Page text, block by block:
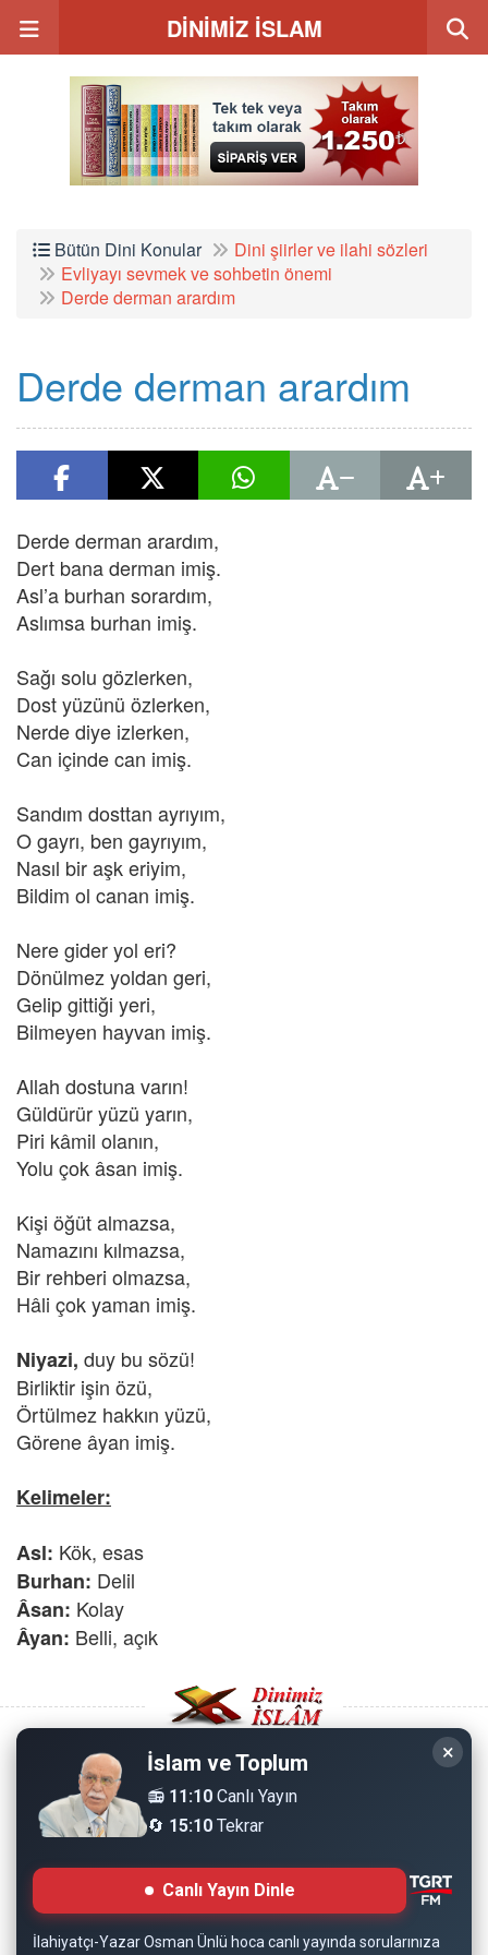
DİNİMİZ İSLAM
Bütün Dini Konular
Dini şiirler ve ilahi sözleri
Evliyayı sevmek ve sohbetin önemi
Derde derman arardım
Derde derman arardım
Derde derman arardım,
Dert bana derman imiş.
Asl’a burhan sorardım,
Aslımsa burhan imiş.
Sağı solu gözlerken,
Dost yüzünü özlerken,
Nerde diye izlerken,
Can içinde can imiş.
Sandım dosttan ayrıyım,
O gayrı, ben gayrıyım,
Nasıl bir aşk eriyim,
Bildim ol canan imiş.
Nere gider yol eri?
Dönülmez yoldan geri,
Gelip gittiği yeri,
Bilmeyen hayvan imiş.
Allah dostuna varın!
Güldürür yüzü yarın,
Piri kâmil olanın,
Yolu çok âsan imiş.
Kişi öğüt almazsa,
Namazını kılmazsa,
Bir rehberi olmazsa,
Hâli çok yaman imiş.
Niyazi, duy bu sözü!
Birliktir işin özü,
Örtülmez hakkın yüzü,
Görene âyan imiş.
Kelimeler:
Asl: Kök, esas
Burhan: Delil
Âsan: Kolay
Âyan: Belli, açık
Copyright © 2008 - Dinimiz İslam. Her Hakkı Saklıdır.
Sitemizdeki bilgiler, bütün insanların istifadesi için
hazırlanmıştır. Orijinaline sadık kalmak şartıyla, izin
almaya gerek kalmadan, herkes istediği gibi alıp istifade
edebilir.
×
İslam ve Toplum
📻 11:10 Canlı Yayın
🔄 15:10 Tekrar
Canlı Yayın Dinle
İlahiyatçı-Yazar Osman Ünlü hoca canlı yayında sorularınıza